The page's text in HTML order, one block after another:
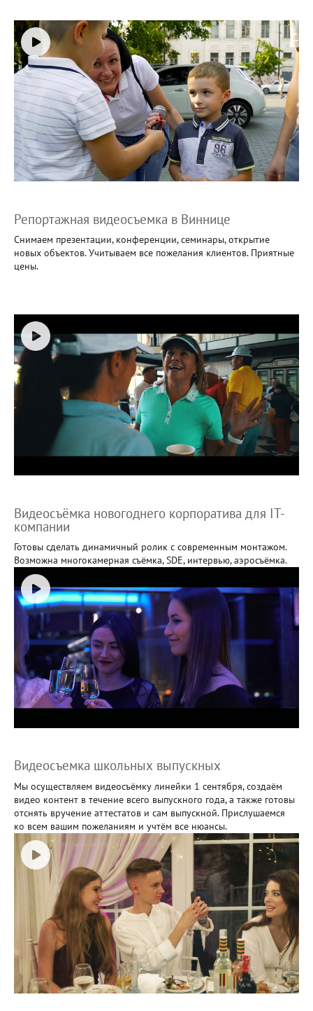
Репортажная видеосъемка в Виннице
Снимаем презентации, конференции, семинары, открытие
новых объектов. Учитываем все пожелания клиентов. Приятные
цены.
Видеосъёмка новогоднего корпоратива для IT-
компании
Готовы сделать динамичный ролик с современным монтажом.
Возможна многокамерная съёмка, SDE, интервью, аэросъёмка.
Видеосъемка школьных выпускных
Мы осуществляем видеосъёмку линейки 1 сентября, создаём
видео контент в течение всего выпускного года, а также готовы
отснять вручение аттестатов и сам выпускной. Прислушаемся
ко всем вашим пожеланиям и учтём все нюансы.